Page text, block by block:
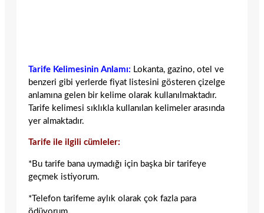
Tarife Kelimesinin Anlamı: Lokanta, gazino, otel ve
benzeri gibi yerlerde fiyat listesini gösteren çizelge
anlamına gelen bir kelime olarak kullanılmaktadır.
Tarife kelimesi sıklıkla kullanılan kelimeler arasında
yer almaktadır.
Tarife ile ilgili cümleler:
*Bu tarife bana uymadığı için başka bir tarifeye
geçmek istiyorum.
*Telefon tarifeme aylık olarak çok fazla para